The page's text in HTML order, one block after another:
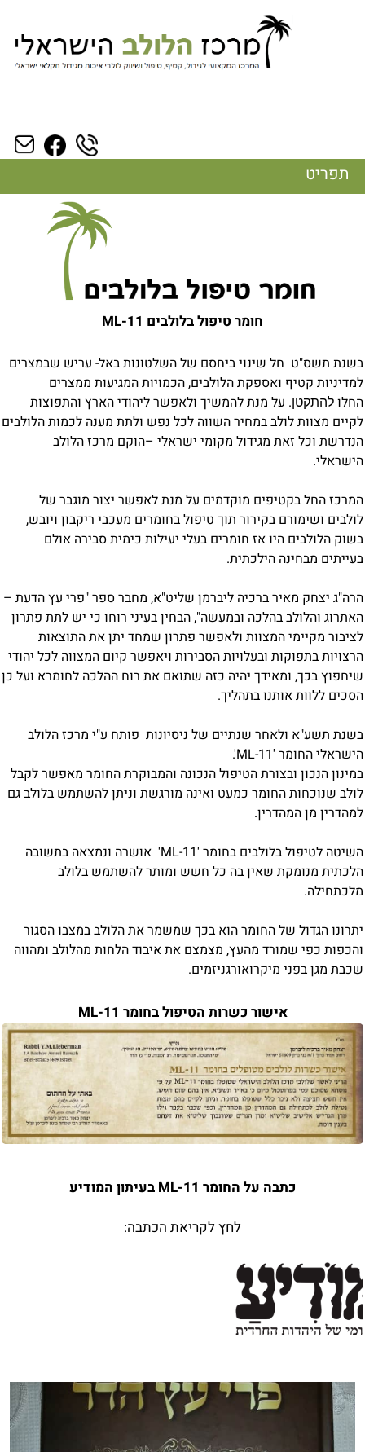
תפריט
חומר טיפול בלולבים ML-11
בשנת תשס"ט חל שינוי ביחסם של השלטונות באל- עריש שבמצרים
למדיניות קטיף ואספקת הלולבים, הכמויות המגיעות ממצרים
החלו להתקטן. על מנת להמשיך ולאפשר ליהודי הארץ והתפוצות
לקיים מצוות לולב במחיר השווה לכל נפש ולתת מענה לכמות הלולבים
הנדרשת וכל זאת מגידול מקומי ישראלי –הוקם מרכז הלולב
הישראלי.
המרכז החל בקטיפים מוקדמים על מנת לאפשר יצור מוגבר של
לולבים ושימורם בקירור תוך טיפול בחומרים מעכבי ריקבון ויובש,
בשוק הלולבים היו אז חומרים בעלי יעילות כימית סבירה אולם
בעייתים מבחינה הילכתית.
הרה"ג יצחק מאיר ברכיה ליברמן שליט"א, מחבר ספר "פרי עץ הדעת –
האתרוג והלולב בהלכה ובמעשה",הבחין בעיני רוחו כי יש לתת פתרון
לציבור מקיימי המצוות ולאפשר פתרון שמחד יתן את התוצאות
הרצויות בתפוקות ובעלויות הסבירות ויאפשר קיום המצווה לכל יהודי
שיחפוץ בכך, ומאידך יהיה כזה שתואם את רוח ההלכה לחומרא ועל כן
הסכים ללוות אותנו בתהליך.
בשנת תשע"א ולאחר שנתיים של ניסיונות פותח ע"י מרכז הלולב
הישראלי החומר 'ML-11'.
במינון הנכון ובצורת הטיפול הנכונה והמבוקרת החומר מאפשר לקבל
לולב שנוכחות החומר כמעט ואינה מורגשת וניתן להשתמש בלולב גם
למהדרין מן המהדרין.
השיטה לטיפול בלולבים בחומר 'ML-11'
אושרה ונמצאה בתשובה
הלכתית מנומקת שאין בה כל חשש ומותר להשתמש בלולב
מלכתחילה.
יתרונו הגדול של החומר הוא בכך שמשמר את הלולב במצבו הסגור
והכפות כפי שמורד מהעץ, מצמצם את איבוד הלחות מהלולב ומהווה
שכבת מגן בפני מיקרואורגניזמים.
אישור כשרות הטיפול בחומר ML-11
כתבה על החומר ML-11 בעיתון המודיע
לחץ לקריאת הכתבה: